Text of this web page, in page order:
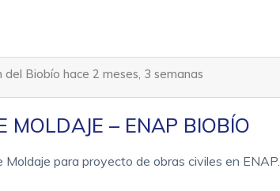
Biobío hace 2 meses, 3 semanas
MOLDAJE – ENAP BIOBÍO
Moldaje para proyecto de obras civiles en ENAP.